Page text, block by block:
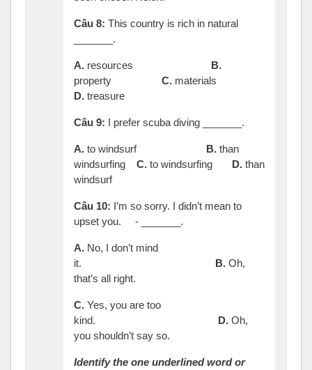
Câu 8: This country is rich in natural
_______.
A. resources B.
property C. materials
D. treasure
Câu 9: I prefer scuba diving _______.
A. to windsurf B. than
windsurfing C. to windsurfing D. than
windsurf
Câu 10: I’m so sorry. I didn’t mean to
upset you. - _______.
A. No, I don’t mind
it. B. Oh,
that’s all right.
C. Yes, you are too
kind. D. Oh,
you shouldn’t say so.
Identify the one underlined word or